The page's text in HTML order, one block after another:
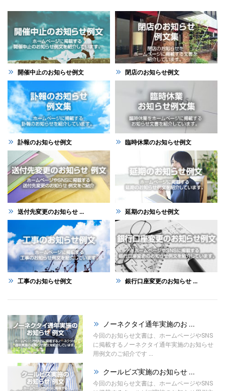
開催中止のお知らせ例文 閉店のお知らせ例文
訃報のお知らせ例文 臨時休業のお知らせ例文
送付先変更のお知らせ ... 延期のお知らせ例文
工事のお知らせ例文 銀行口座変更のお知らせ ...
ノーネクタイ通年実施のお ...
今回のお知らせ文書は、ホームページやSNS
に掲載するノーネクタイ通年実施のお知らせ
用例文のご紹介です ...
クールビズ実施のお知らせ ...
今回のお知らせ文書は、ホームページやSNS